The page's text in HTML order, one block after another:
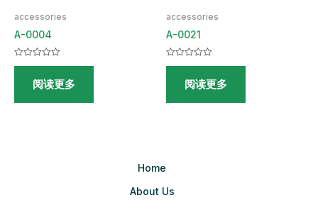
accessories
A-0004
评
&sol;阅读更多
accessories
A-0021
评
&sol;阅读更多
Home
About Us